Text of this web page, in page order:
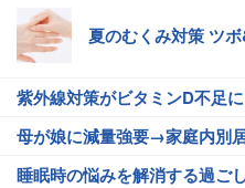
夏のむくみ対策 ツ
紫外線対策がビタミンD不足に
母が娘に減量強要→家庭内別
睡眠時の悩みを解消する過ご